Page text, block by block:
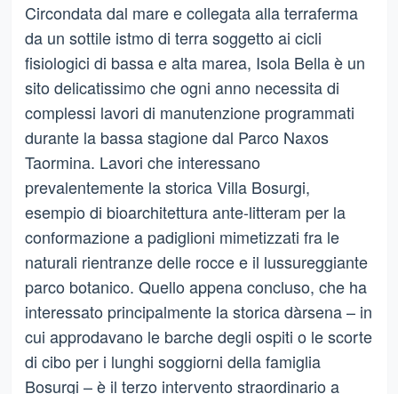
Circondata dal mare e collegata alla terraferma
da un sottile istmo di terra soggetto ai cicli
fisiologici di bassa e alta marea, Isola Bella è un
sito delicatissimo che ogni anno necessita di
complessi lavori di manutenzione programmati
durante la bassa stagione dal Parco Naxos
Taormina. Lavori che interessano
prevalentemente la storica Villa Bosurgi,
esempio di bioarchitettura ante-litteram per la
conformazione a padiglioni mimetizzati fra le
naturali rientranze delle rocce e il lussureggiante
parco botanico. Quello appena concluso, che ha
interessato principalmente la storica dàrsena – in
cui approdavano le barche degli ospiti o le scorte
di cibo per i lunghi soggiorni della famiglia
Bosurgi – è il terzo intervento straordinario a